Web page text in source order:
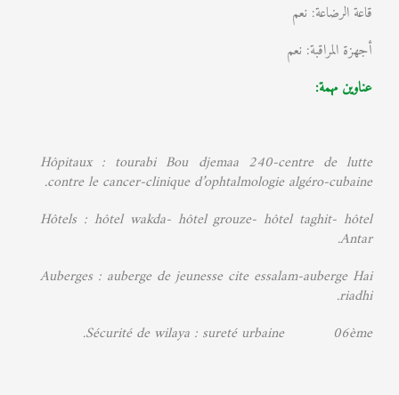
قاعة الرضاعة: نعم
أجهزة المراقبة: نعم
عناوين مهمة:
Hôpitaux : tourabi Bou djemaa 240-centre de lutte
contre le cancer-clinique d’ophtalmologie algéro-cubaine
.
Hôtels : hôtel wakda- hôtel grouze- hôtel taghit- hôtel
Antar
.
Auberges : auberge de jeunesse cite essalam-auberge Hai
riadhi
.
Sécurité de wilaya : sureté urbaine 06ème
.